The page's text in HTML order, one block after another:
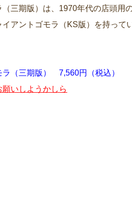
三期版）は、1970年代の店頭用
アントゴモラ（KS版）を持って
（三期版） 7,560円（税込）
いしようかしら